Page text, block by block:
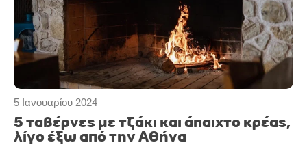
5 Ιανουαρίου 2024
5 ταβέρνες με τζάκι και άπαιχτο κρέας,
λίγο έξω από την Αθήνα